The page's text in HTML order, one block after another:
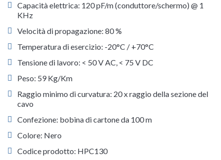
Capacità elettrica: 120 pF/m (conduttore/schermo) @ 1
KHz
Velocità di propagazione: 80 %
Temperatura di esercizio: -20°C / +70°C
Tensione di lavoro: < 50 V AC, < 75 V DC
Peso: 59 Kg/Km
Raggio minimo di curvatura: 20 x raggio della sezione del
cavo
Confezione: bobina di cartone da 100 m
Colore: Nero
Codice prodotto: HPC130